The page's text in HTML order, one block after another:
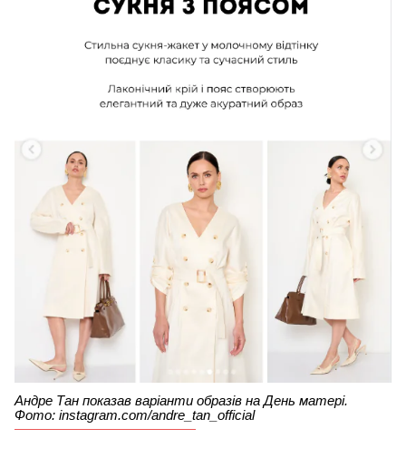
Андре Тан показав варіанти образів на День матері.
Фото: instagram.com/andre_tan_official